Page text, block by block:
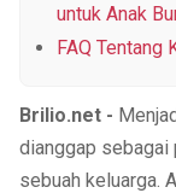
untuk Anak
FAQ Tentang
Brilio.net -
dianggap sebagai
sebuah keluarga.